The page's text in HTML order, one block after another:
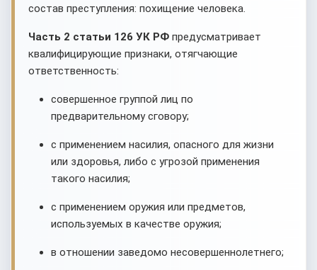
состав преступления: похищение человека.
Часть 2 статьи 126 УК РФ предусматривает
квалифицирующие признаки, отягчающие
ответственность:
совершенное группой лиц по
предварительному сговору;
с применением насилия, опасного для жизни
или здоровья, либо с угрозой применения
такого насилия;
с применением оружия или предметов,
используемых в качестве оружия;
в отношении заведомо несовершеннолетнего;